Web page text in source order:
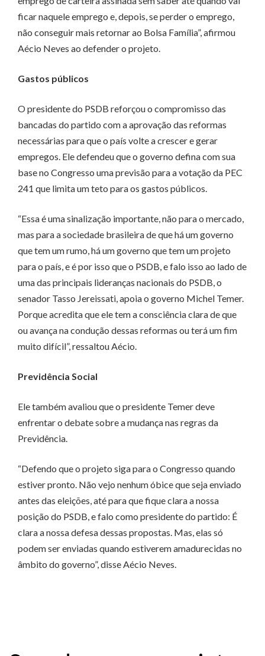
ficar naquele emprego e, depois, se perder o emprego,
não conseguir mais retornar ao Bolsa Família”, afirmou
Aécio Neves ao defender o projeto.
Gastos públicos
O presidente do PSDB reforçou o compromisso das
bancadas do partido com a aprovação das reformas
necessárias para que o país volte a crescer e gerar
empregos. Ele defendeu que o governo defina com sua
base no Congresso uma previsão para a votação da PEC
241 que limita um teto para os gastos públicos.
“Essa é uma sinalização importante, não para o mercado,
mas para a sociedade brasileira de que há um governo
que tem um rumo, há um governo que tem um projeto
para o país, e é por isso que o PSDB, e falo isso ao lado de
uma das principais lideranças nacionais do PSDB, o
senador Tasso Jereissati, apoia o governo Michel Temer.
Porque acredita que ele tem a consciência clara de que
ou avança na condução dessas reformas ou terá um fim
muito difícil”, ressaltou Aécio.
Previdência Social
Ele também avaliou que o presidente Temer deve
enfrentar o debate sobre a mudança nas regras da
Previdência.
“Defendo que o projeto siga para o Congresso quando
estiver pronto. Não vejo nenhum óbice que seja enviado
antes das eleições, até para que fique clara a nossa
posição do PSDB, e falo como presidente do partido: É
clara a nossa defesa dessas propostas. Mas, elas só
podem ser enviadas quando estiverem amadurecidas no
âmbito do governo”, disse Aécio Neves.